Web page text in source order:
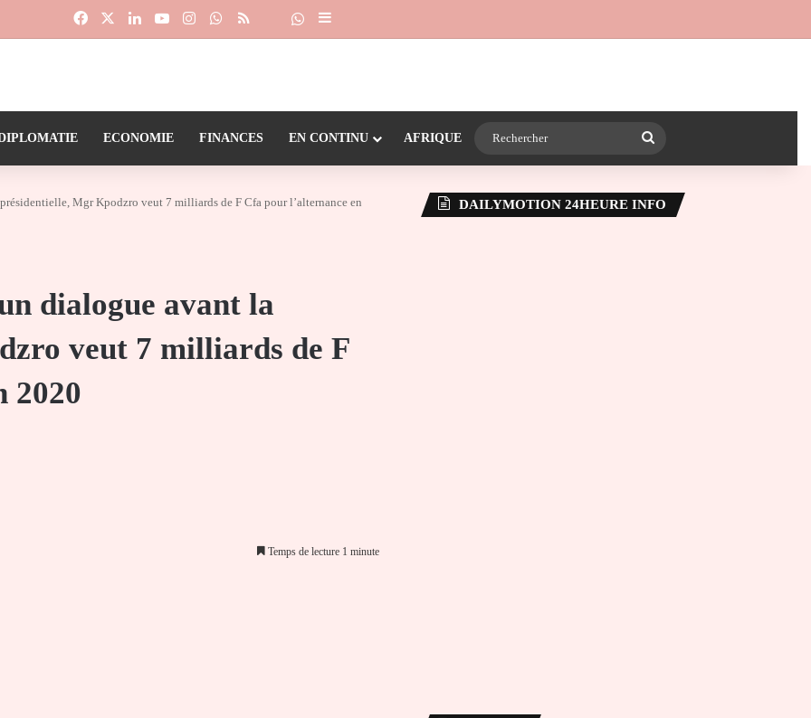
FacebookLinkedinYouTubeInstagramWhatsApp
RSS Dailymotion
Suivre la chaîne 24heureinfo sur WhatsApp
Sidebar (barre latérale)
ECONOMIE FINANCES EN CONTINU AFRIQUE
Mgr Kpodzro veut 7 milliards de F Cfa pour l’alternance en
dialogue avant la
veut 7 milliards de F
2020
Temps de lecture 1 minute
email
DAILYMOTION 24HEURE INFO